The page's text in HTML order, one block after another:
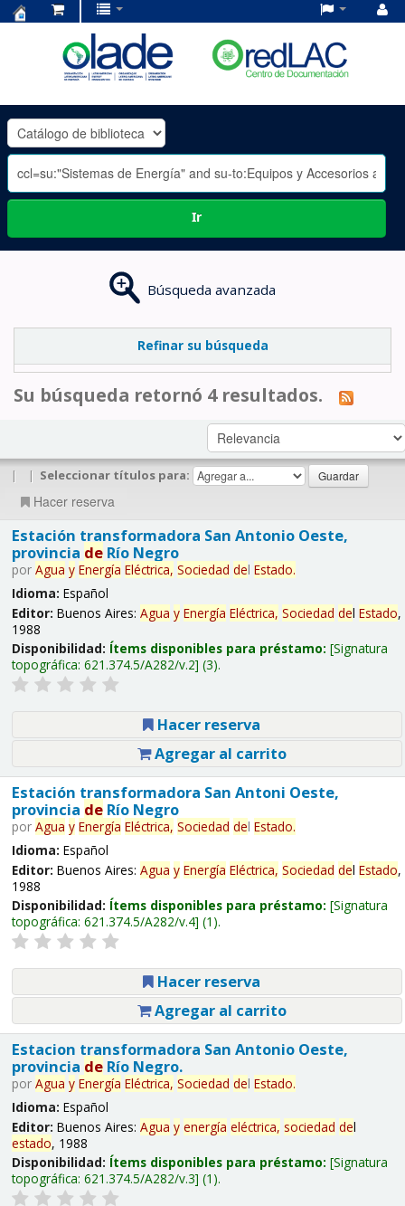
OLADE
-
Ir
Búsqueda avanzada
Refinar su búsqueda
Su búsqueda retornó 4 resultados.
| | Seleccionar títulos para:
Hacer reserva
Estación transformadora San Antonio Oeste,
provincia deRío Negro
por Agua y Energía Eléctrica, Sociedad del Estado.
Idioma: Español
Editor: Buenos Aires: Agua y Energía Eléctrica, Sociedad del Estado,
1988
Disponibilidad: Ítems disponibles para préstamo: Signatura
topográfica: 621.374.5/A282/v.2 (3).
Hacer reserva
Agregar al carrito
Estación transformadora San Antoni Oeste,
provincia deRío Negro
por Agua y Energía Eléctrica, Sociedad del Estado.
Idioma: Español
Editor: Buenos Aires: Agua y Energía Eléctrica, Sociedad del Estado,
1988
Disponibilidad: Ítems disponibles para préstamo: Signatura
topográfica: 621.374.5/A282/v.4 (1).
Hacer reserva
Agregar al carrito
Estacion transformadora San Antonio Oeste,
provincia deRío Negro.
por Agua y Energía Eléctrica, Sociedad del Estado.
Idioma: Español
Editor: Buenos Aires: Agua y energía eléctrica, sociedad del
estado, 1988
Disponibilidad: Ítems disponibles para préstamo: Signatura
topográfica: 621.374.5/A282/v.3 (1).